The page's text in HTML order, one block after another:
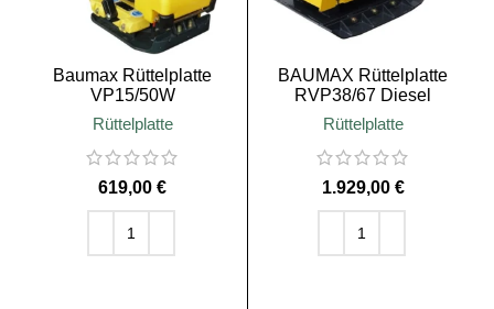
Baumax Rüttelplatte
VP15/50W
Rüttelplatte
€
BAUMAX Rüttelplatte
RVP38/67 Diesel
Rüttelplatte
€